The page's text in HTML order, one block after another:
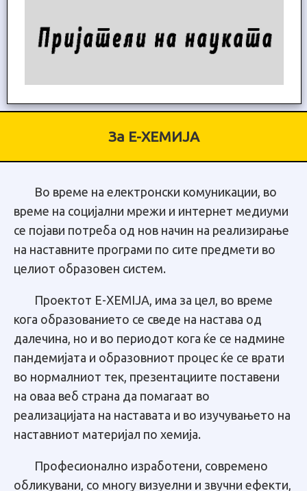
За Е-ХЕМИЈА
Во време на електронски комуникации, во
време на социјални мрежи и интернет медиуми
се појави потреба од нов начин на реализирање
на наставните програми по сите предмети во
целиот образовен систем.
Проектот Е-ХEMIJA, има за цел, во време
кога образованието се сведе на настава од
далечина, но и во периодот кога ќе се надмине
пандемијата и образовниот процес ќе се врати
во нормaлниот тек, презентациите поставени
на оваа веб страна да помагаат во
реализацијата на наставата и во изучувањето на
наставниот материјал по хемија.
Професионално изработени, современо
обликувани, со многу визуелни и звучни ефекти,